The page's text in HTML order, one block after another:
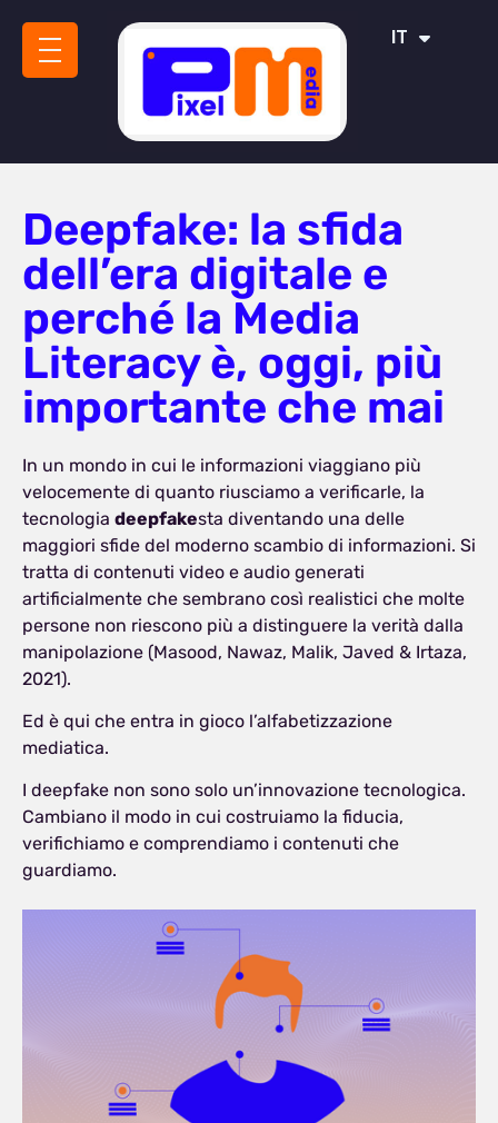
IT
SR
Deepfake: la sfida
dell’era digitale e
perché la Media
Literacy è, oggi, più
importante che mai
In un mondo in cui le informazioni viaggiano più
velocemente di quanto riusciamo a verificarle, la
tecnologia deepfakesta diventando una delle
maggiori sfide del moderno scambio di informazioni. Si
tratta di contenuti video e audio generati
artificialmente che sembrano così realistici che molte
persone non riescono più a distinguere la verità dalla
manipolazione (Masood, Nawaz, Malik, Javed & Irtaza,
2021).
Ed è qui che entra in gioco l’alfabetizzazione
mediatica.
I deepfake non sono solo un’innovazione tecnologica.
Cambiano il modo in cui costruiamo la fiducia,
verifichiamo e comprendiamo i contenuti che
guardiamo.